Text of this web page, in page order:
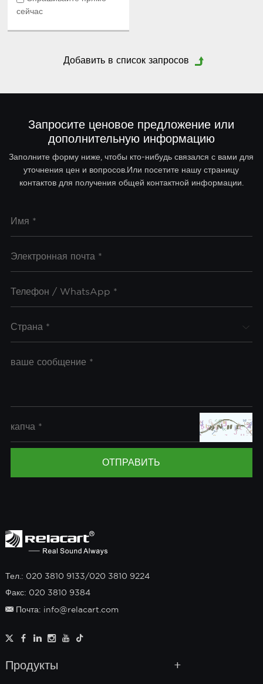
сейчас
Запросите ценовое предложение или
дополнительную информацию
Заполните форму ниже, чтобы кто-нибудь связался с вами для
уточнения цен и вопросов.Или посетите нашу страницу
контактов для получения общей контактной информации.
Тел.: 020 3810 9133/020 3810 9224
Факс: 020 3810 9384
Почта: info@relacart.com
Продукты